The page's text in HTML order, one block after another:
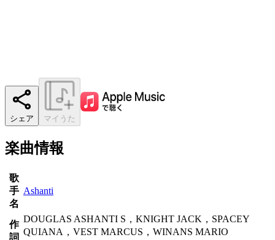
シェア マイうた
楽曲情報
歌
手
名
Ashanti
作
詞
DOUGLAS ASHANTI S，KNIGHT JACK，SPACEY
QUIANA，VEST MARCUS，WINANS MARIO